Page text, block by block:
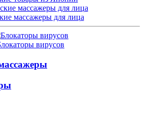
массажеры для лица
вирусов